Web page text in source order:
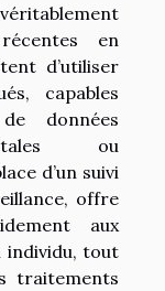
en
d’utiliser
capables
données
ou
d’un suivi
offre
aux
individu, tout
traitements